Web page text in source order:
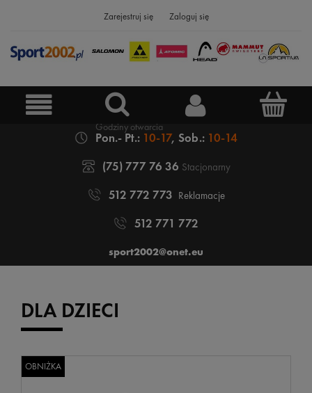
Zarejestruj się Zaloguj się
Pon.- Pt.: 10-17, Sob.: 10-14
(75) 777 76 36 Stacjonarny
512 772 773 Reklamacje
512 771 772
sport2002@onet.eu
DLA DZIECI
OBNIŻKA